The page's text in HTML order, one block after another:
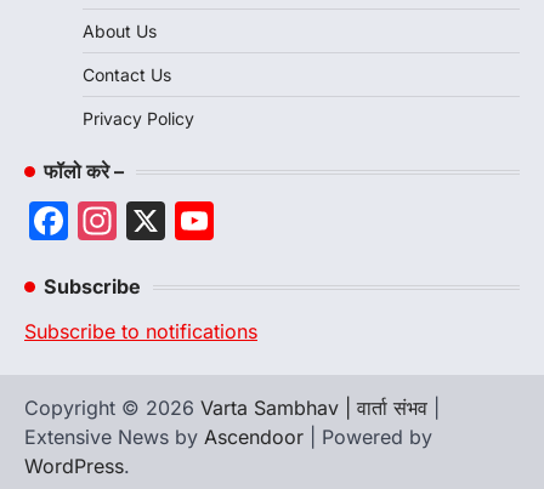
About Us
Contact Us
Privacy Policy
फॉलो करे –
Facebook
Instagram
X
Subscribe
Subscribe to notifications
Copyright © 2026 Varta Sambhav | वार्ता संभव
Extensive News by Ascendoor | Powered by
WordPress.